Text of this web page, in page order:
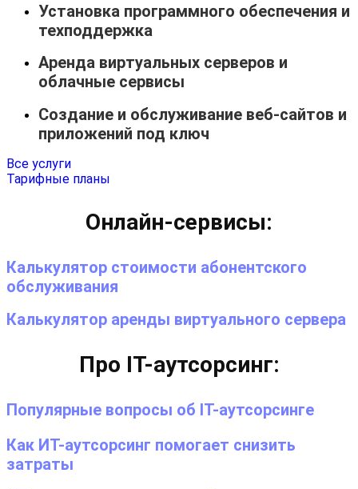
Установка программного обеспечения и
техподдержка
Аренда виртуальных серверов и
облачные сервисы
Создание и обслуживание веб-сайтов и
приложений под ключ
Все услуги
Тарифные планы
Онлайн-сервисы:
Калькулятор стоимости абонентского
обслуживания
Калькулятор аренды виртуального сервера
Про IT-аутсорсинг:
Популярные вопросы об IT-аутсорсинге
Как ИТ-аутсорсинг помогает снизить
затраты